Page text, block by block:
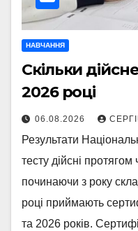
НАВЧАННЯ
Скільки
2026 році
06.08.2026
Результати
тесту дійсні
починаючи з року
році приймають
та 2026 років.